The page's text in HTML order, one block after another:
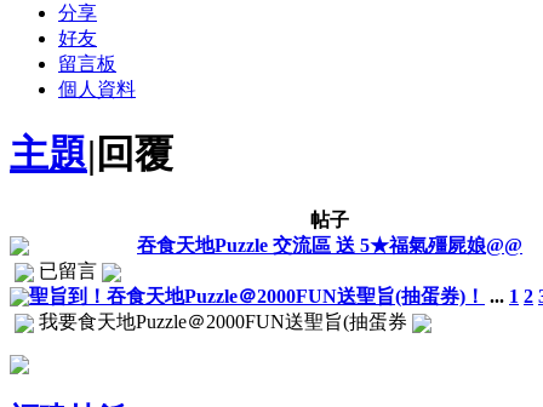
分享
好友
留言板
個人資料
主題| 回覆
帖子
吞食天地Puzzle 交流區 送 5★福氣殭屍娘@@
已留言
聖旨到！吞食天地Puzzle＠2000FUN送聖旨(抽蛋券)！ ... 1 2
我要食天地Puzzle＠2000FUN送聖旨(抽蛋券